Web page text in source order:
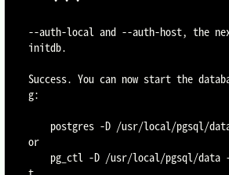
--auth-local and --auth-host, the
initdb.
Success. You can now start the
g:
    postgres
-D /usr/local/pgsql/
or
    pg_ctl
-D /usr/local/pgsql/data